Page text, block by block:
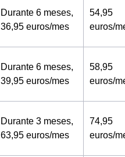
Durante 6 meses,
36,95 euros/mes
54,95
euros/
Durante 6 meses,
39,95 euros/mes
58,95
euros/
Durante 3 meses,
63,95 euros/mes
74,95
euros/